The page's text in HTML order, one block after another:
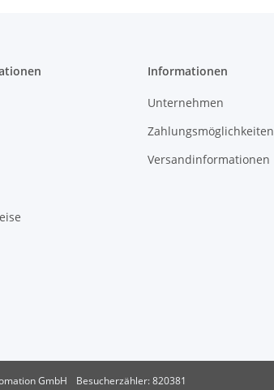
Informationen
Unternehmen
Zahlungsmöglichkeiten
Versandinformationen
GmbH Besucherzähler: 820381